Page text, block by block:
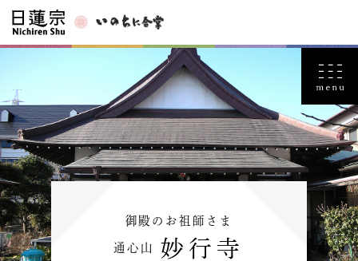
御殿のお祖師さま
通心山 妙行寺